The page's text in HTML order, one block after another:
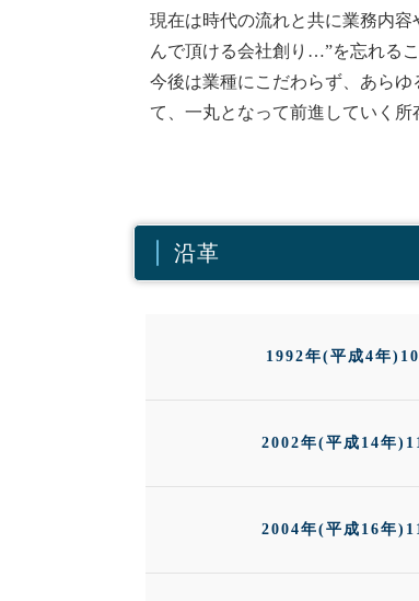
現在は時代の流れと共に業務内
んで頂ける会社創り…”を忘れる
今後は業種にこだわらず、あら
て、一丸となって前進していく所
沿革
1992年(平成4年)10
2002年(平成14年
2004年(平成16年